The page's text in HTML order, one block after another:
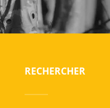
RECHERCHER